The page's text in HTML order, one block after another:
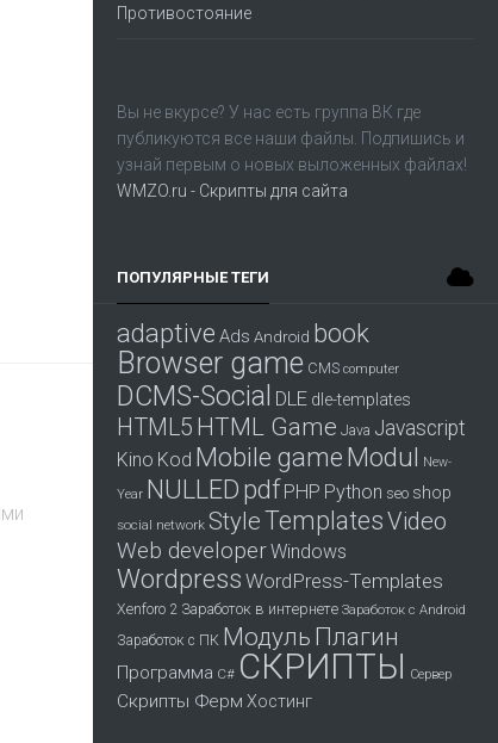
Противостояние
Вы не вкурсе? У нас есть группа ВК где
публикуются все наши файлы. Подпишись и
узнай первым о новых выложенных файлах!
WMZO.ru - Скрипты для сайта
ПОПУЛЯРНЫЕ ТЕГИ
adaptive Ads Android book
Browser game CMS computer
DCMS-Social DLE dle-templates
HTML5 HTML Game Java Javascript
Kino Kod Mobile gameModul New-
Year NULLED pdf PHP Python seo shop
social network StyleTemplatesVideo
Web developerWindows
Wordpress WordPress-Templates
Xenforo 2 Заработок в интернете Заработок с Android
Заработок с ПК Модуль Плагин
Программа С# СКРИПТЫ Сервер
Скрипты Ферм Хостинг